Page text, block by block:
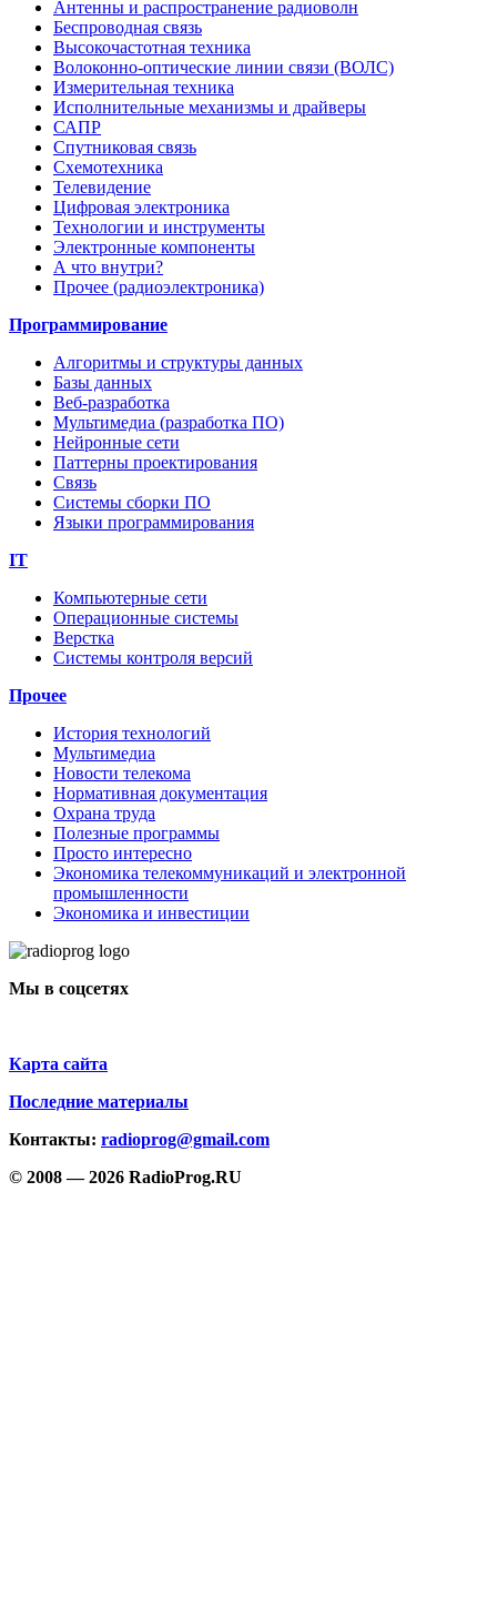
Антенны и распространение радиоволн
Беспроводная связь
Высокочастотная техника
Волоконно-оптические линии связи (ВОЛС)
Измерительная техника
Исполнительные механизмы и драйверы
САПР
Спутниковая связь
Схемотехника
Телевидение
Цифровая электроника
Технологии и инструменты
Электронные компоненты
А что внутри?
Прочее (радиоэлектроника)
Программирование
Алгоритмы и структуры данных
Базы данных
Веб-разработка
Мультимедиа (разработка ПО)
Нейронные сети
Паттерны проектирования
Связь
Системы сборки ПО
Языки программирования
IT
Компьютерные сети
Операционные системы
Верстка
Системы контроля версий
Прочее
История технологий
Мультимедиа
Новости телекома
Нормативная документация
Охрана труда
Полезные программы
Просто интересно
Экономика телекоммуникаций и электронной
промышленности
Экономика и инвестиции
Мы в соцсетях
Карта сайта
Последние материалы
Контакты: radioprog@gmail.com
© 2008 — 2026 RadioProg.RU